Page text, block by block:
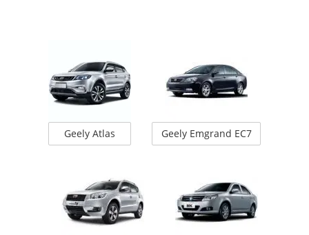
Geely Atlas Geely Emgrand EC7